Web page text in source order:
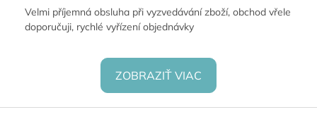
Velmi příjemná obsluha při vyzvedávání zboží, obchod vřele
doporučuji, rychlé vyřízení objednávky
ZOBRAZIŤ VIAC
Z